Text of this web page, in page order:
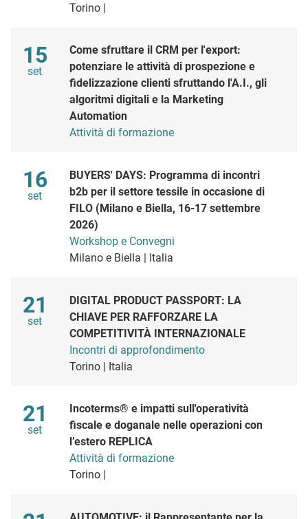
Torino |
15
set
Come sfruttare il CRM per l'export:
potenziare le attività di prospezione e
fidelizzazione clienti sfruttando l'A.I., gli
algoritmi digitali e la Marketing
Automation
Attività di formazione
16
set
BUYERS' DAYS: Programma di incontri
b2b per il settore tessile in occasione di
FILO (Milano e Biella, 16-17 settembre
2026)
Workshop e Convegni
Milano e Biella | Italia
21
set
DIGITAL PRODUCT PASSPORT: LA
CHIAVE PER RAFFORZARE LA
COMPETITIVITÀ INTERNAZIONALE
Incontri di approfondimento
Torino | Italia
21
set
Incoterms® e impatti sull'operatività
fiscale e doganale nelle operazioni con
l’estero REPLICA
Attività di formazione
Torino |